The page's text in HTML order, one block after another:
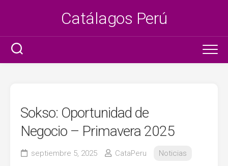
Catálagos Perú
Tottus
Azaleia
Sokso: Oportunidad de
Negocio – Primavera 2025
septiembre 5, 2025 CataPeru Noticias